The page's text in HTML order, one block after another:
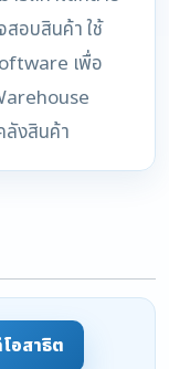
อบสินค้า ใช้
เพื่อ
งสินค้า
อสาธิต